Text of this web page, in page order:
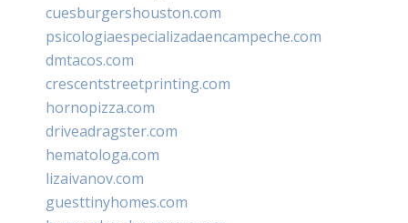
cuesburgershouston.com
psicologiaespecializadaencampeche.com
dmtacos.com
crescentstreetprinting.com
hornopizza.com
driveadragster.com
hematologa.com
lizaivanov.com
guesttinyhomes.com